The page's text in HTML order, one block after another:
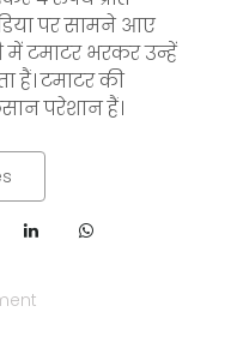
पर सामने आए
में टमाटर भरकर उन्हें
टमाटर की
परेशान हैं।